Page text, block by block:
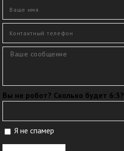
Ваше имя
Контактный телефон
Сообщение*
Вы не робот? Сколько будет 6:3?
Я не спамер
Я спамер